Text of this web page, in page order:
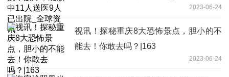
2023-06-24
视讯！探秘重庆8大恐怖景点，胆小的不
能去！你敢去吗？|163
2023-06-24